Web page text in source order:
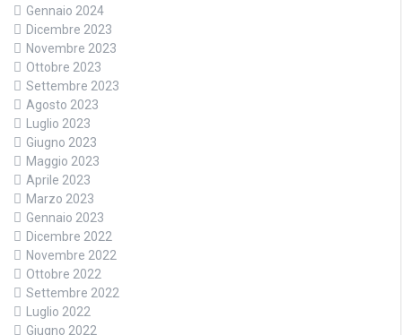
Gennaio 2024
Dicembre 2023
Novembre 2023
Ottobre 2023
Settembre 2023
Agosto 2023
Luglio 2023
Giugno 2023
Maggio 2023
Aprile 2023
Marzo 2023
Gennaio 2023
Dicembre 2022
Novembre 2022
Ottobre 2022
Settembre 2022
Luglio 2022
Giugno 2022